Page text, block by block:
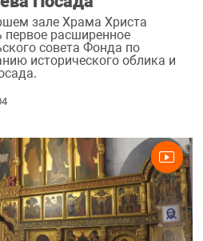
зале Храма Христа
первое расширенное
совета Фонда по
исторического облика и